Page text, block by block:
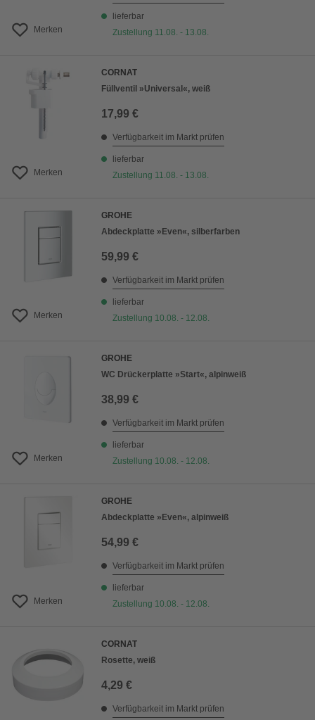
Merken
lieferbar
Zustellung 11.08. - 13.08.
Merken
CORNAT
Füllventil »Universal«, weiß
17,99 €
Verfügbarkeit im Markt prüfen
lieferbar
Zustellung 11.08. - 13.08.
Merken
GROHE
Abdeckplatte »Even«, silberfarben
59,99 €
Verfügbarkeit im Markt prüfen
lieferbar
Zustellung 10.08. - 12.08.
Merken
GROHE
WC Drückerplatte »Start«, alpinweiß
38,99 €
Verfügbarkeit im Markt prüfen
lieferbar
Zustellung 10.08. - 12.08.
Merken
GROHE
Abdeckplatte »Even«, alpinweiß
54,99 €
Verfügbarkeit im Markt prüfen
lieferbar
Zustellung 10.08. - 12.08.
CORNAT
Rosette, weiß
4,29 €
Verfügbarkeit im Markt prüfen